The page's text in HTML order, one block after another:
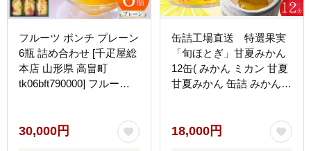
フルーツ ポンチ プレーン
6瓶 詰め合わせ [千疋屋総
本店 山形県 高畠町
tk06bft790000] フルーツ
白桃 黄桃 桃 もも 洋梨 梨
なし パイナップル 林檎
30,000円
缶詰工場直送 特選果実
「旬ほとぎ」甘夏みかん
12缶( みかん ミカン 甘夏
甘夏みかん 缶詰 みかん缶
18,000円